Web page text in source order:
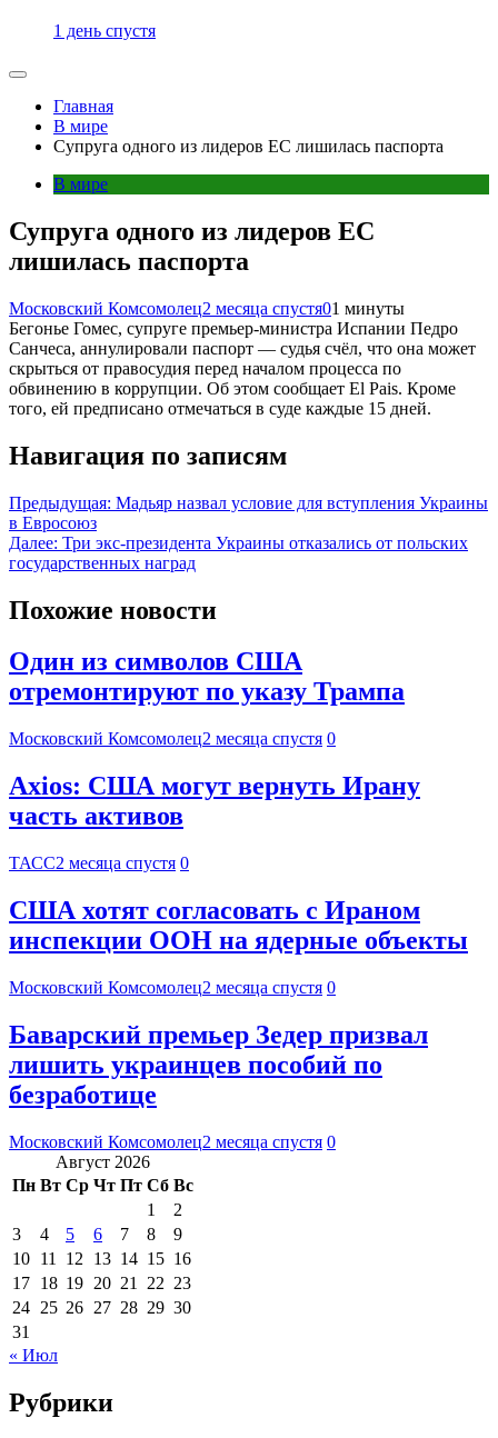
1 день спустя
Главная
В мире
Супруга одного из лидеров ЕС лишилась паспорта
В мире
Супруга одного из лидеров ЕС
лишилась паспорта
Московский Комсомолец2 месяца спустя01 минуты
Бегонье Гомес, супруге премьер-министра Испании Педро
Санчеса, аннулировали паспорт — судья счёл, что она может
скрыться от правосудия перед началом процесса по
обвинению в коррупции. Об этом сообщает El Pais. Кроме
того, ей предписано отмечаться в суде каждые 15 дней.
Навигация по записям
Предыдущая: Мадьяр назвал условие для вступления Украины
в Евросоюз
Далее: Три экс-президента Украины отказались от польских
государственных наград
Похожие новости
Один из символов США
отремонтируют по указу Трампа
Московский Комсомолец2 месяца спустя 0
Axios: США могут вернуть Ирану
часть активов
ТАСС2 месяца спустя 0
США хотят согласовать с Ираном
инспекции ООН на ядерные объекты
Московский Комсомолец2 месяца спустя 0
Баварский премьер Зедер призвал
лишить украинцев пособий по
безработице
Московский Комсомолец2 месяца спустя 0
Август 2026
Пн Вт Ср Чт Пт Сб Вс
1
2
3
4 5 6 7 8
9
10 11 12 13 14 15 16
17 18 19 20 21 22 23
24 25 26 27 28 29 30
31
« Июл
Рубрики